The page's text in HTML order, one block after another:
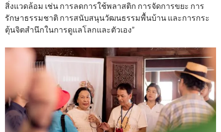
สิ่งแวดล้อม เช่น การลดการใช้พลาสติก การจัดการขยะ การ
รักษาธรรมชาติ การสนับสนุนวัฒนธรรมพื้นบ้าน และการกระ
ตุ้นจิตสำนึกในการดูแลโลกและตัวเอง”